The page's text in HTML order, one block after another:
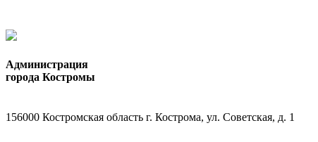
Администрация
города Костромы
156000 Костромская область г. Кострома, ул. Советская, д. 1